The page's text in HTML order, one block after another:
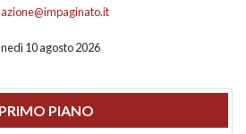
10 agosto 2026
PRIMO PIANO